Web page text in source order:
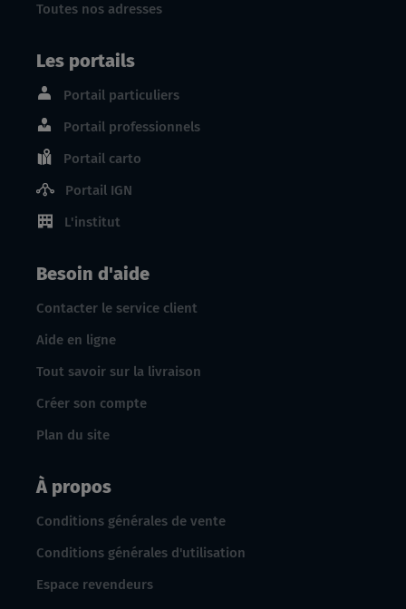
Toutes nos adresses
Les portails
Portail particuliers
Portail professionnels
Portail carto
Portail IGN
L'institut
Besoin d'aide
Contacter le service client
Aide en ligne
Tout savoir sur la livraison
Créer son compte
Plan du site
À propos
Conditions générales de vente
Conditions générales d'utilisation
Espace revendeurs